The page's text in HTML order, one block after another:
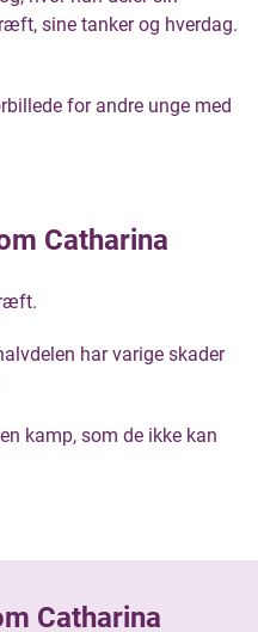
sine tanker og hverdag.
for andre unge med
Catharina
har varige skader
kamp, som de ikke kan
Catharina